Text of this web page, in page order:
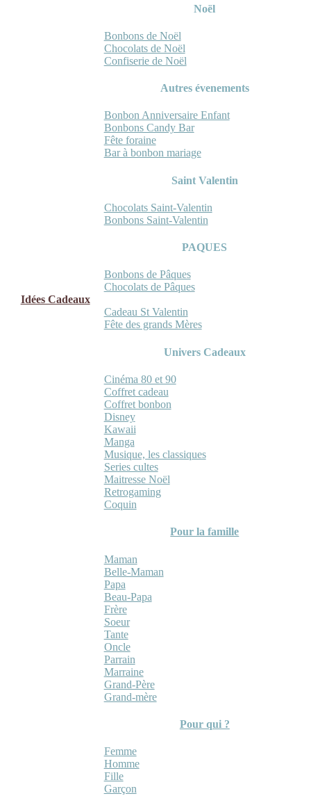
Noël
Bonbons de Noël
Chocolats de Noël
Confiserie de Noël
Autres évenements
Bonbon Anniversaire Enfant
Bonbons Candy Bar
Fête foraine
Bar à bonbon mariage
Saint Valentin
Chocolats Saint-Valentin
Bonbons Saint-Valentin
PAQUES
Bonbons de Pâques
Chocolats de Pâques
Idées Cadeaux
Cadeau St Valentin
Fête des grands Mères
Univers Cadeaux
Cinéma 80 et 90
Coffret cadeau
Coffret bonbon
Disney
Kawaii
Manga
Musique, les classiques
Series cultes
Maitresse Noël
Retrogaming
Coquin
Pour la famille
Maman
Belle-Maman
Papa
Beau-Papa
Frère
Soeur
Tante
Oncle
Parrain
Marraine
Grand-Père
Grand-mère
Pour qui ?
Femme
Homme
Fille
Garçon